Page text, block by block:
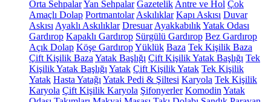
Orta SehpalarYan Sehpalar Gazetelik Antre ve Hol Çok
Amaçlı Dolap Portmantolar Askılıklar Kapı Askısı Duvar
Askısı Ayaklı Askılıklar Dresuar AyakkabılıkYatak Odası
Gardırop Kapaklı Gardırop Sürgülü Gardırop Bez Gardırop
Açık Dolap Köşe GardıropYüklük Baza Tek Kişilik Baza
Çift Kişilik Baza Yatak Başlığı Çift Kişilik Yatak Başlığı Tek
Kişilik Yatak Başlığı Yatak Çift Kişilik Yatak Tek Kişilik
Yatak Hasta Yatağı Yatak Pedi & Şiltesi Karyola Tek Kişilik
Karyola Çift Kişilik Karyola Şifonyerler Komodin Yatak